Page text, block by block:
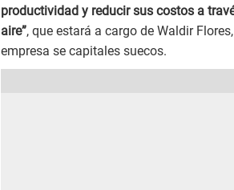
productividad y reducir sus costos a
aire”, que estará a cargo de Waldir
empresa se capitales suecos.